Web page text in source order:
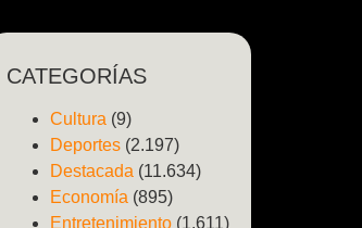
CATEGORÍAS
Cultura (9)
Deportes (2.197)
Destacada (11.634)
Economía (895)
Entretenimiento (1.611)